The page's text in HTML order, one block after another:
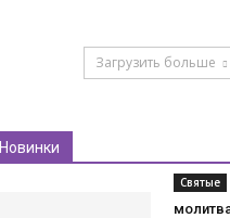
Загрузить больше
Новинки
Святые